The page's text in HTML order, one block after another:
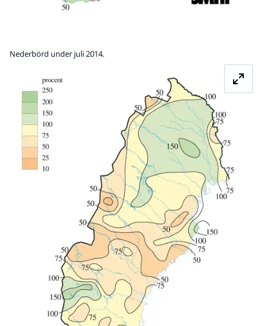
Nederbörd under juli 2014.